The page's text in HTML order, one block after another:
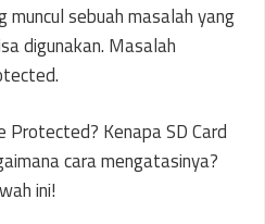
muncul sebuah masalah yang
digunakan. Masalah
Protected? Kenapa SD Card
cara mengatasinya?
ini!